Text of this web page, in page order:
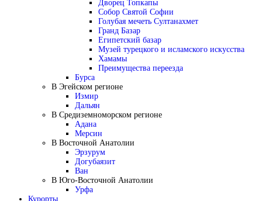
Дворец Топкапы
Собор Святой Софии
Голубая мечеть Султанахмет
Гранд Базар
Египетский базар
Музей турецкого и исламского искусства
Хамамы
Преимущества переезда
Бурса
В Эгейском регионе
Измир
Дальян
В Средиземноморском регионе
Адана
Мерсин
В Восточной Анатолии
Эрзурум
Догубаязит
Ван
В Юго-Восточной Анатолии
Урфа
Курорты